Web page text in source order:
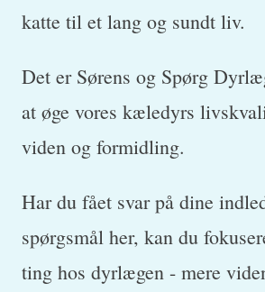
katte til et lang og sundt liv.
Det er Sørens og Spørg
at øge vores kæledyrs
viden og formidling.
Har du fået svar på dine
spørgsmål her, kan du
ting hos dyrlægen - mere